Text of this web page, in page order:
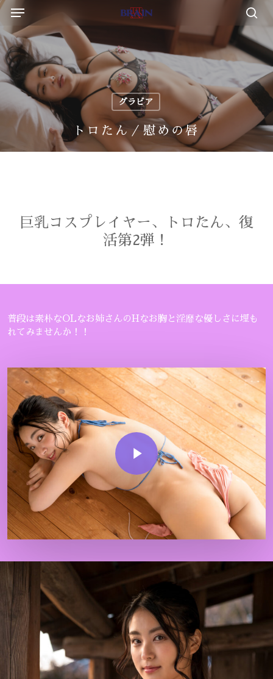
Skip
main
content
Menu
グラビア
トロたん／慰めの唇
巨乳コスプレイヤー、トロたん、復
活第2弾！
普段は素朴なOLなお姉さんのHなお胸と淫靡な優しさに埋も
れてみませんか！！
Play Video